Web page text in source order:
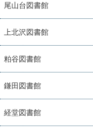
尾山台図書館
上北沢図書館
粕谷図書館
鎌田図書館
経堂図書館